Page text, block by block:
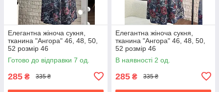
Елегантна жіноча сукня,
тканина "Ангора" 46, 48, 50,
52 розмір 46
Готово до відправки 7 од.
285 ₴ 335 ₴
Елегантна жіноча сукня,
тканина "Ангора" 46, 48, 50,
52 розмір 46
В наявності 2 од.
285 ₴ 335 ₴